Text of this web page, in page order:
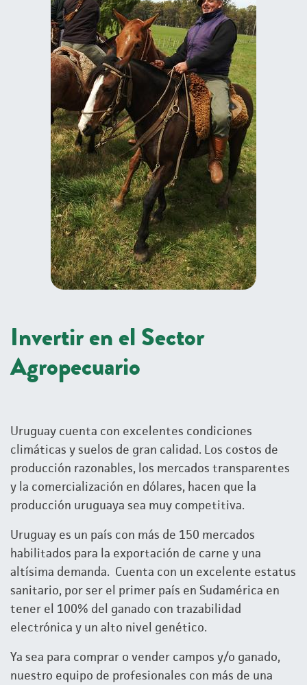
Invertir en el Sector
Agropecuario
Uruguay cuenta con excelentes condiciones
climáticas y suelos de gran calidad. Los costos de
producción razonables, los mercados transparentes
y la comercialización en dólares, hacen que la
producción uruguaya sea muy competitiva.
Uruguay es un país con más de 150 mercados
habilitados para la exportación de carne y una
altísima demanda. Cuenta con un excelente estatus
sanitario, por ser el primer país en Sudamérica en
tener el 100% del ganado con trazabilidad
electrónica y un alto nivel genético.
Ya sea para comprar o vender campos y/o ganado,
nuestro equipo de profesionales con más de una